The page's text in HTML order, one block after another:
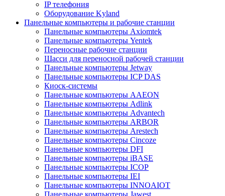
IP телефония
Оборудование Kyland
Панельные компьютеры и рабочие станции
Панельные компьютеры Axiomtek
Панельные компьютеры Yentek
Переносные рабочие станции
Шасси для переносной рабочей станции
Панельные компьютеры Jetway
Панельные компьютеры ICP DAS
Киоск-системы
Панельные компьютеры AAEON
Панельные компьютеры Adlink
Панельные компьютеры Advantech
Панельные компьютеры ARBOR
Панельные компьютеры Arestech
Панельные компьютеры Cincoze
Панельные компьютеры DFI
Панельные компьютеры iBASE
Панельные компьютеры ICOP
Панельные компьютеры IEI
Панельные компьютеры INNOAIOT
Панельные компьютеры Jawest